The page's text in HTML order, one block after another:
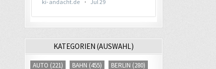
KATEGORIEN (AUSWAHL)
AUTO (221) BAHN (455) BERLIN (280)